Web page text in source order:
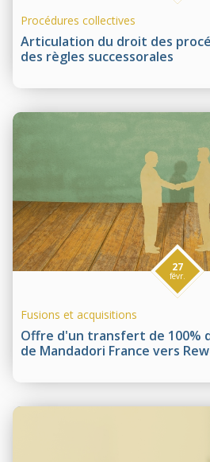
Articulation du droit des
des règles successorales
Procédures collectives
Offre d'un transfert de 100%
de Mandadori France vers
27
févr.
Fusions et acquisitions